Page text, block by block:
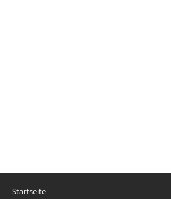
Startseite